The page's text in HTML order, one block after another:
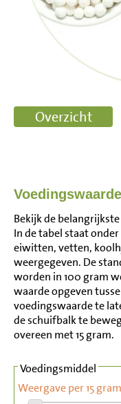
Bekijk de
In de tabel staat
eiwitten, vetten,
weergegeven. De
worden in 100 gram
waarde opgeven
voedingswaarde te
de schuifbalk te
overeen met 15 gram.
Voedingsmiddel
Weergave per 15 gram